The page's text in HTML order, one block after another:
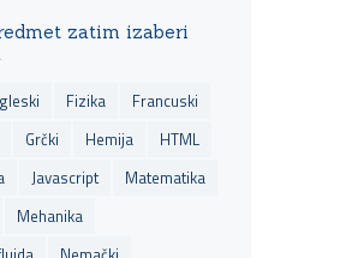
View Tutorzatim izaberi
Fizika
Francuski
Grčki Hemija
HTML
Javascript
Matematika
Mehanika